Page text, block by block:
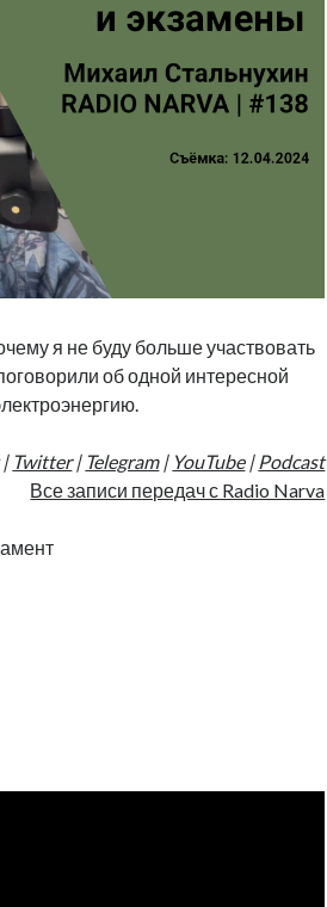
я не буду больше участвовать
об одной интересной
| Twitter| Telegram| YouTube| Podcast
Все записи передач с Radio Narva